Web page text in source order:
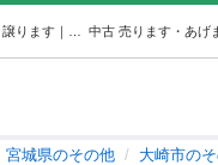
中古 売ります・あげ
宮城県のその他 大崎市の